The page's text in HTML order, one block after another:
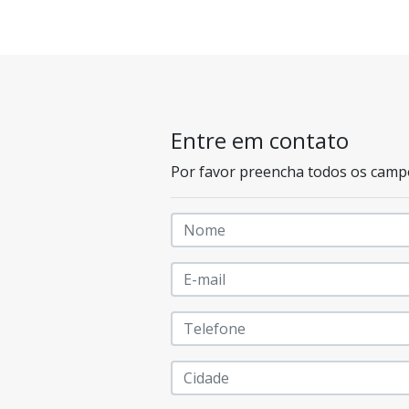
Entre em contato
Por favor preencha todos os